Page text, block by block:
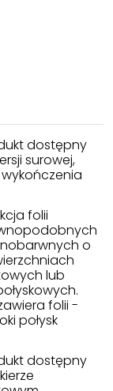
dostępny
surowej,
folii
o
lub
folii -
połysk
dostępny